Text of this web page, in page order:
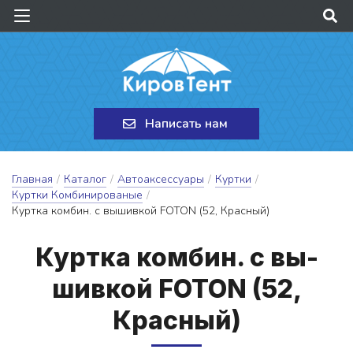
Написать нам
Главная / Каталог / Автоаксессуары / Куртки /
Куртки Комбинированые /
Куртка комбин. с вышивкой FOTON (52, Красный)
Кур­тка ком­бин. с вы­
шив­кой FOTON (52,
Крас­ный)